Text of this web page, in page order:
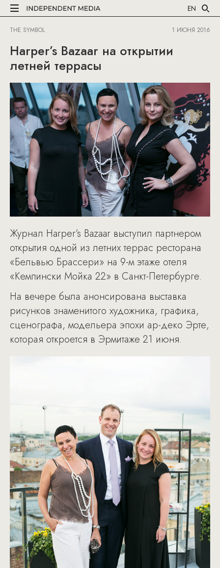
EN
THE SYMBOL 1 ИЮНЯ 2016
Harper’s Bazaar на открытии
летней террасы
Журнал Harper’s Bazaar выступил партнером
открытия одной из летних террас ресторана
«Бельвью Брассери» на 9-м этаже отеля
«Кемпински Мойка 22» в Санкт-Петербурге.
На вечере была анонсирована выставка
рисунков знаменитого художника, графика,
сценографа, модельера эпохи ар-деко Эрте,
которая откроется в Эрмитаже 21 июня.